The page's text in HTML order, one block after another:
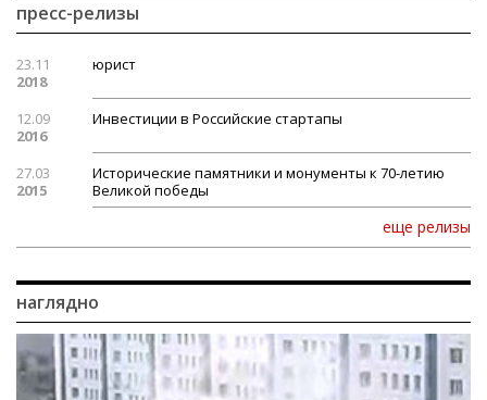
пресс-релизы
23.11
2018
юрист
12.09
2016
Инвестиции в Российские стартапы
27.03
2015
Исторические памятники и монументы к 70-летию
Великой победы
еще релизы
наглядно